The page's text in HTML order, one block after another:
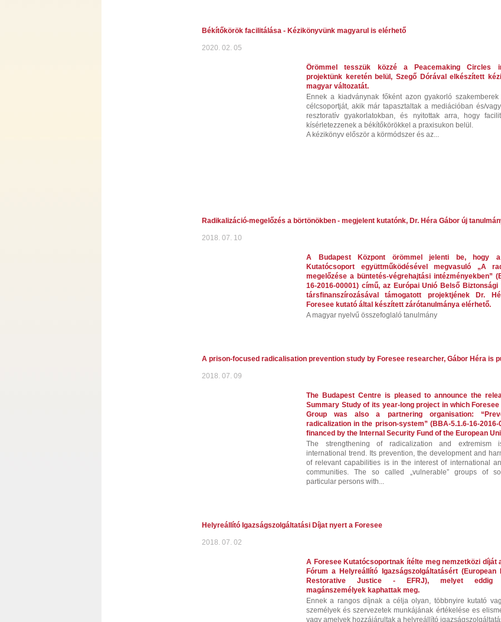
Békítőkörök facilitálása - Kézikönyvünk magyarul is elérhető
2020. 02. 05
Örömmel tesszük közzé a Peacemaking Circles
projektünk keretén belül, Szegő Dórával elkészített
magyar változatát.
Ennek a kiadványnak főként azon gyakorló
célcsoportját, akik már tapasztaltak a mediációban és/
resztoratív gyakorlatokban, és nyitottak arra, hogy
kísérletezzenek a békítőkörökkel a praxisukon belül.
A kézikönyv először a körmódszer és az...
Radikalizáció-megelőzés a börtönökben - megjelent kutatónk, Dr. Héra Gábor új
2018. 07. 10
A Budapest Központ örömmel jelenti be, hogy a
Kutatócsoport együttműködésével megvasuló „A
megelőzése a büntetés-végrehajtási intézményekben”
16-2016-00001) című, az Európai Unió Belső Biztonsági
társfinanszírozásával támogatott projektjének Dr.
Foresee kutató által készített zárótanulmánya elérhető.
A magyar nyelvű összefoglaló tanulmány
A prison-focused radicalisation prevention study by Foresee researcher, Gábor Héra is
2018. 07. 09
The Budapest Centre is pleased to announce the
Summary Study of its year-long project in which
Group was also a partnering organisation:
radicalization in the prison-system” (BBA-5.1.6-16-2016-
financed by the Internal Security Fund of the European
The strengthening of radicalization and
international trend. Its prevention, the development and
of relevant capabilities is in the interest of international
communities. The so called „vulnerable” groups of
particular persons with...
Helyreállító Igazságszolgáltatási Díjat nyert a Foresee
2018. 07. 02
A Foresee Kutatócsoportnak ítélte meg nemzetközi díját
Fórum a Helyreállító Igazságszolgáltatásért (European
Restorative Justice - EFRJ), melyet eddig
magánszemélyek kaphattak meg.
Ennek a rangos díjnak a céljaolyan, többnyire kutató
személyek és szervezetekmunkájának értékelése es
vagy amelyek hozzájárultak a helyreállító